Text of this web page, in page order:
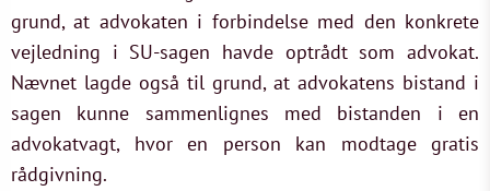
grund, at advokaten i forbindelse med den konkrete
vejledning i SU-sagen havde optrådt som advokat.
Nævnet lagde også til grund, at advokatens bistand i
sagen kunne sammenlignes med bistanden i en
advokatvagt, hvor en person kan modtage gratis
rådgivning.